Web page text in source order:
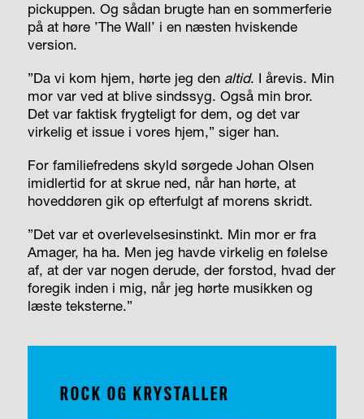
pickuppen. Og sådan brugte han en sommerferie
på at høre ’The Wall’ i en næsten hviskende
version.
”Da vi kom hjem, hørte jeg den altid. I årevis. Min
mor var ved at blive sindssyg. Også min bror.
Det var faktisk frygteligt for dem, og det var
virkelig et issue i vores hjem,” siger han.
For familiefredens skyld sørgede Johan Olsen
imidlertid for at skrue ned, når han hørte, at
hoveddøren gik op efterfulgt af morens skridt.
”Det var et overlevelsesinstinkt. Min mor er fra
Amager, ha ha. Men jeg havde virkelig en følelse
af, at der var nogen derude, der forstod, hvad der
foregik inden i mig, når jeg hørte musikken og
læste teksterne.”
ROCK OG KRYSTALLER